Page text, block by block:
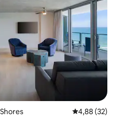
4,88 ud af 5 i
4,88 (32)